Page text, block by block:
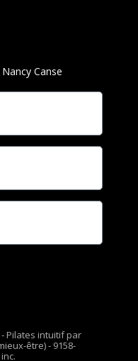
Canse
Pilates intuitif par
être) - 9158-